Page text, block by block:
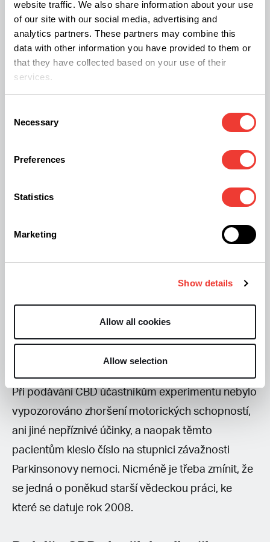
website traffic. We also share information about your use
of our site with our social media, advertising and
analytics partners. These partners may combine this
data with other information you have provided to them or
that they have collected based on your use of their
services.
Selection
Necessary
Preferences
Statistics
Marketing
Show details
Allow all cookies
Allow selection
fázi REM, zaznamenali díky užívání CBD snížení
příznaků nepříjemné spánkové poruchy.
Nebezpečí psychózy
s Parkinsonem může být psychóza, která se
iluzemi.Výzkum prováděný na univerzitě v Sao
pravděpodobně schopen ulevit od vysilujících
Při podávání CBD účastníkům experimentu nebylo
vypozorováno zhoršení motorických schopností,
ani jiné nepříznivé účinky, a naopak těmto
pacientům kleslo číslo na stupnici závažnosti
Parkinsonovy nemoci. Nicméně je třeba zmínit, že
se jedná o poněkud starší vědeckou práci, ke
které se datuje rok 2008.